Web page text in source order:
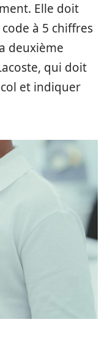
Elle doit
à 5 chiffres
deuxième
qui doit
et indiquer